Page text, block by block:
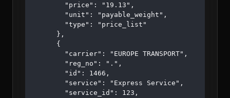
        "price": "19.13",
        "unit": "payable_weight",
        "type": "price_list"
      },
      {
        "carrier": "EUROPE TRANSPORT",
        "reg_no": ".",
        "id": 1466,
        "service": "Express Service",
        "service_id": 123,